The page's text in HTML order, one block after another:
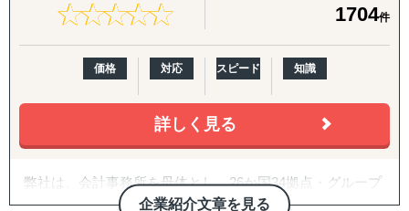
★★★★★
★★★★★ 1704件
価格 対応 スピード 知識
詳しく見る
企業紹介文章を見る
弊社は、会計事務所を母体とし、26か国34拠点・グループ
従業員357名のグローバルコンサルティングファームで